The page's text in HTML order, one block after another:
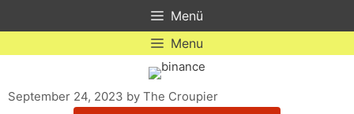
Menü
Menu
September 24, 2023 by The Croupier